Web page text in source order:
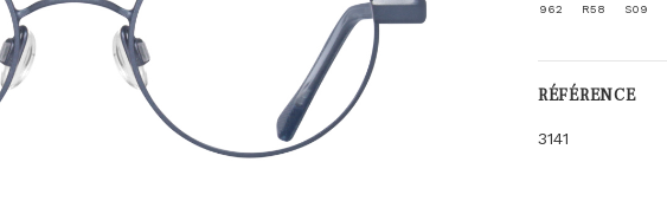
962 R58 S09
RÉFÉRENCE
3141